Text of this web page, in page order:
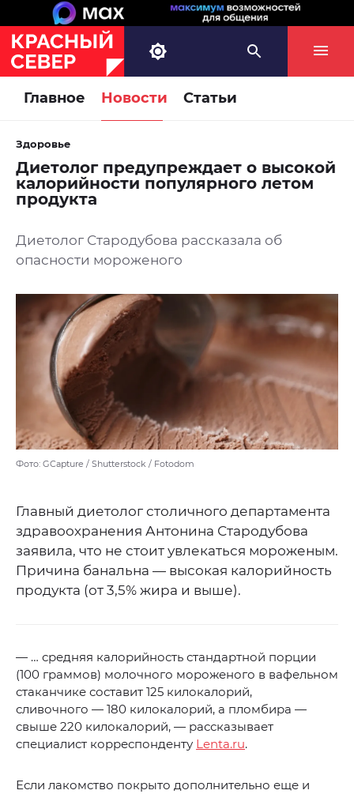
Главное Новости Статьи
Здоровье
Диетолог предупреждает о высокой
калорийности популярного летом
продукта
Диетолог Стародубова рассказала об
опасности мороженого
Фото: GCapture / Shutterstock / Fotodom
Главный диетолог столичного департамента
здравоохранения Антонина Стародубова
заявила, что не стоит увлекаться мороженым.
Причина банальна — высокая калорийность
продукта (от 3,5% жира и выше).
— … средняя калорийность стандартной порции
(100 граммов) молочного мороженого в вафельном
стаканчике составит 125 килокалорий,
сливочного — 180 килокалорий, а пломбира —
свыше 220 килокалорий, — рассказывает
специалист корреспонденту Lenta.ru.
Если лакомство покрыто дополнительно еще и